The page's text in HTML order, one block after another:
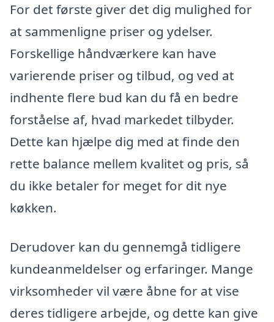
For det første giver det dig mulighed for
at sammenligne priser og ydelser.
Forskellige håndværkere kan have
varierende priser og tilbud, og ved at
indhente flere bud kan du få en bedre
forståelse af, hvad markedet tilbyder.
Dette kan hjælpe dig med at finde den
rette balance mellem kvalitet og pris, så
du ikke betaler for meget for dit nye
køkken.
Derudover kan du gennemgå tidligere
kundeanmeldelser og erfaringer. Mange
virksomheder vil være åbne for at vise
deres tidligere arbejde, og dette kan give